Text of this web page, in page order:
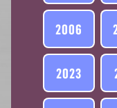
2006
2023